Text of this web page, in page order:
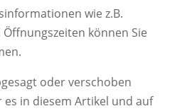
wie z.B.
können Sie
oder verschoben
in diesem Artikel und auf